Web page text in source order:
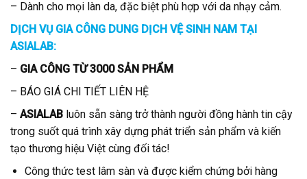
– Dành cho mọi làn da, đặc biệt phù hợp với da nhạy cảm.
DỊCH VỤ GIA CÔNG DUNG DỊCH VỆ SINH NAM TẠI
ASIALAB:
– GIA CÔNG TỪ 3000 SẢN PHẨM
– BÁO GIÁ CHI TIẾT LIÊN HỆ
– ASIALAB luôn sẵn sàng trở thành người đồng hành tin cậy
trong suốt quá trình xây dựng phát triển sản phẩm và kiến
tạo thương hiệu Việt cùng đối tác!
Công thức test lâm sàn và được kiểm chứng bởi hàng